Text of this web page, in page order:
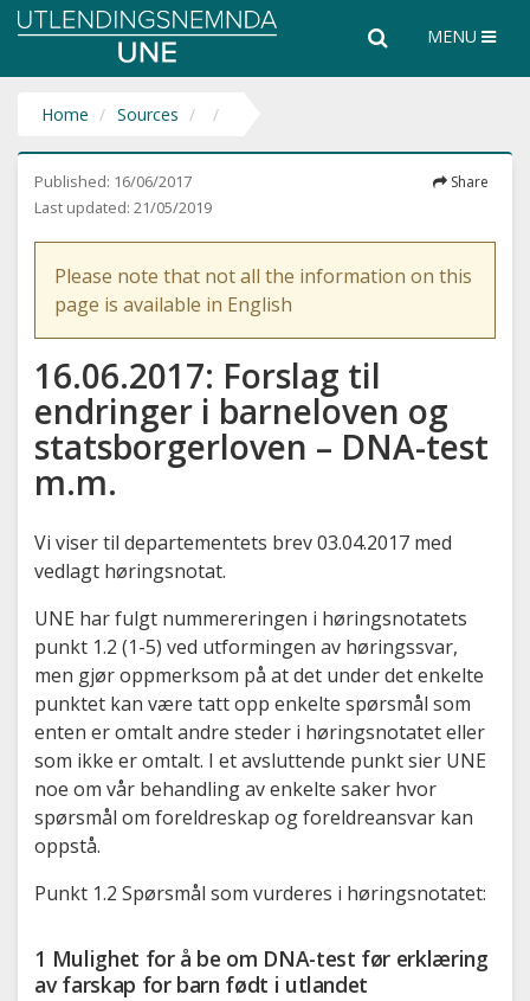
Utlendingsnemnda
the
entire
SearchMENU
Home Sources
Published: 16/06/2017
Last updated:21/05/2019
Share
Please note that not all the information on this
page is available in English
16.06.2017: Forslag til
endringer i barneloven og
statsborgerloven – DNA-test
m.m.
Vi viser til departementets brev 03.04.2017 med
vedlagt høringsnotat.
UNE har fulgt nummereringen i høringsnotatets
punkt 1.2 (1-5) ved utformingen av høringssvar,
men gjør oppmerksom på at det under det enkelte
punktet kan være tatt opp enkelte spørsmål som
enten er omtalt andre steder i høringsnotatet eller
som ikke er omtalt. I et avsluttende punkt sier UNE
noe om vår behandling av enkelte saker hvor
spørsmål om foreldreskap og foreldreansvar kan
oppstå.
Punkt 1.2 Spørsmål som vurderes i høringsnotatet:
1 Mulighet for å be om DNA-test før erklæring
av farskap for barn født i utlandet